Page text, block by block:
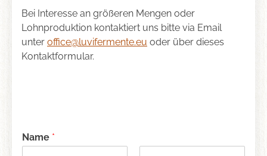
Bei Interesse an größeren Mengen oder
Lohnproduktion kontaktiert uns bitte via Email
unter office@luvifermente.eu oder über dieses
Kontaktformular.
Name *